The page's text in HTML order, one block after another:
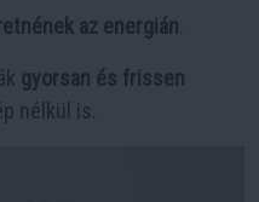
az energián
gyorsan és frissen
nélkül is.